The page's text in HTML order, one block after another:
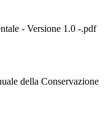
- Versione 1.0 -.pdf
della Conservazione